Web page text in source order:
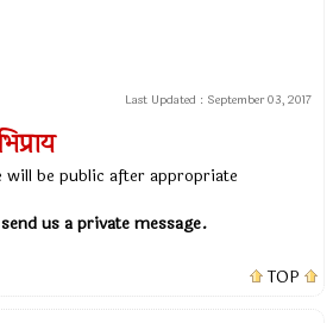
Last Updated : September 03, 2017
be public after appropriate
us a private message.
TOP